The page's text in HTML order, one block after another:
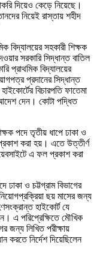
দিয়েও কেড়ে নিয়েছে।
নিয়েই রাস্তায় শহীদ
বিদ্যালয়ের সহকারী শিক্ষক
সরকারি সিদ্ধান্ত বাতিল
প্রাথমিক বিদ্যালয়ের
প্রদানের সিদ্ধান্ত
বিচারপতি ফাতেমা
আদেশ দেন। কোটা পদ্ধিত
পদে তৃতীয় ধাপে ঢাকা ও
করা হয়। এতে উত্তীর্ণ
এ ফল প্রকাশ করা
ঢাকা ও চট্টগ্রাম বিভাগের
ছয় মাসের জন্য
হাইকোর্ট যে
এ পরিপ্রেক্ষিতে মৌখিক
জন্য লিখিত পরীক্ষায়
নির্দেশ দিয়েছিলেন